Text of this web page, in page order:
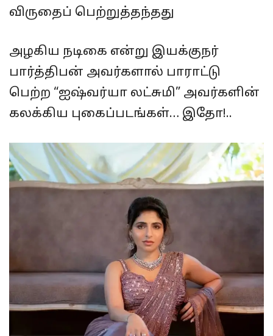
விருதைப் பெற்றுத்தந்தது
அழகிய நடிகை என்று இயக்குநர்
பார்த்திபன் அவர்களால் பாராட்டு
பெற்ற “ஐஷ்வர்யா லட்சுமி” அவர்களின்
கலக்கிய புகைப்படங்கள்… இதோ!..